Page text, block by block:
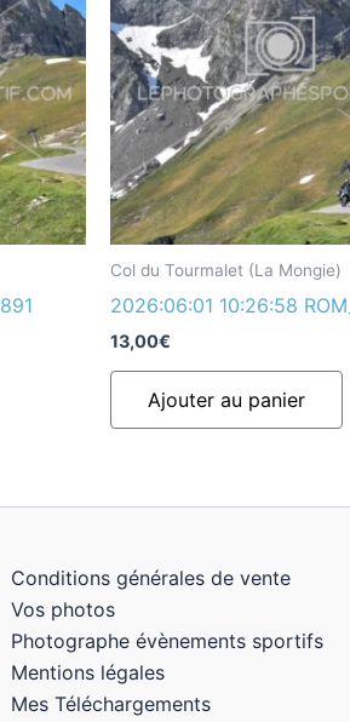
Col du Tourmalet (La Mongie)
2026:06:01 10:26:58
13,00€
Ajouter au panier
Conditions générales de vente
Vos photos
Photographe évènements sportifs
Mentions légales
Mes Téléchargements